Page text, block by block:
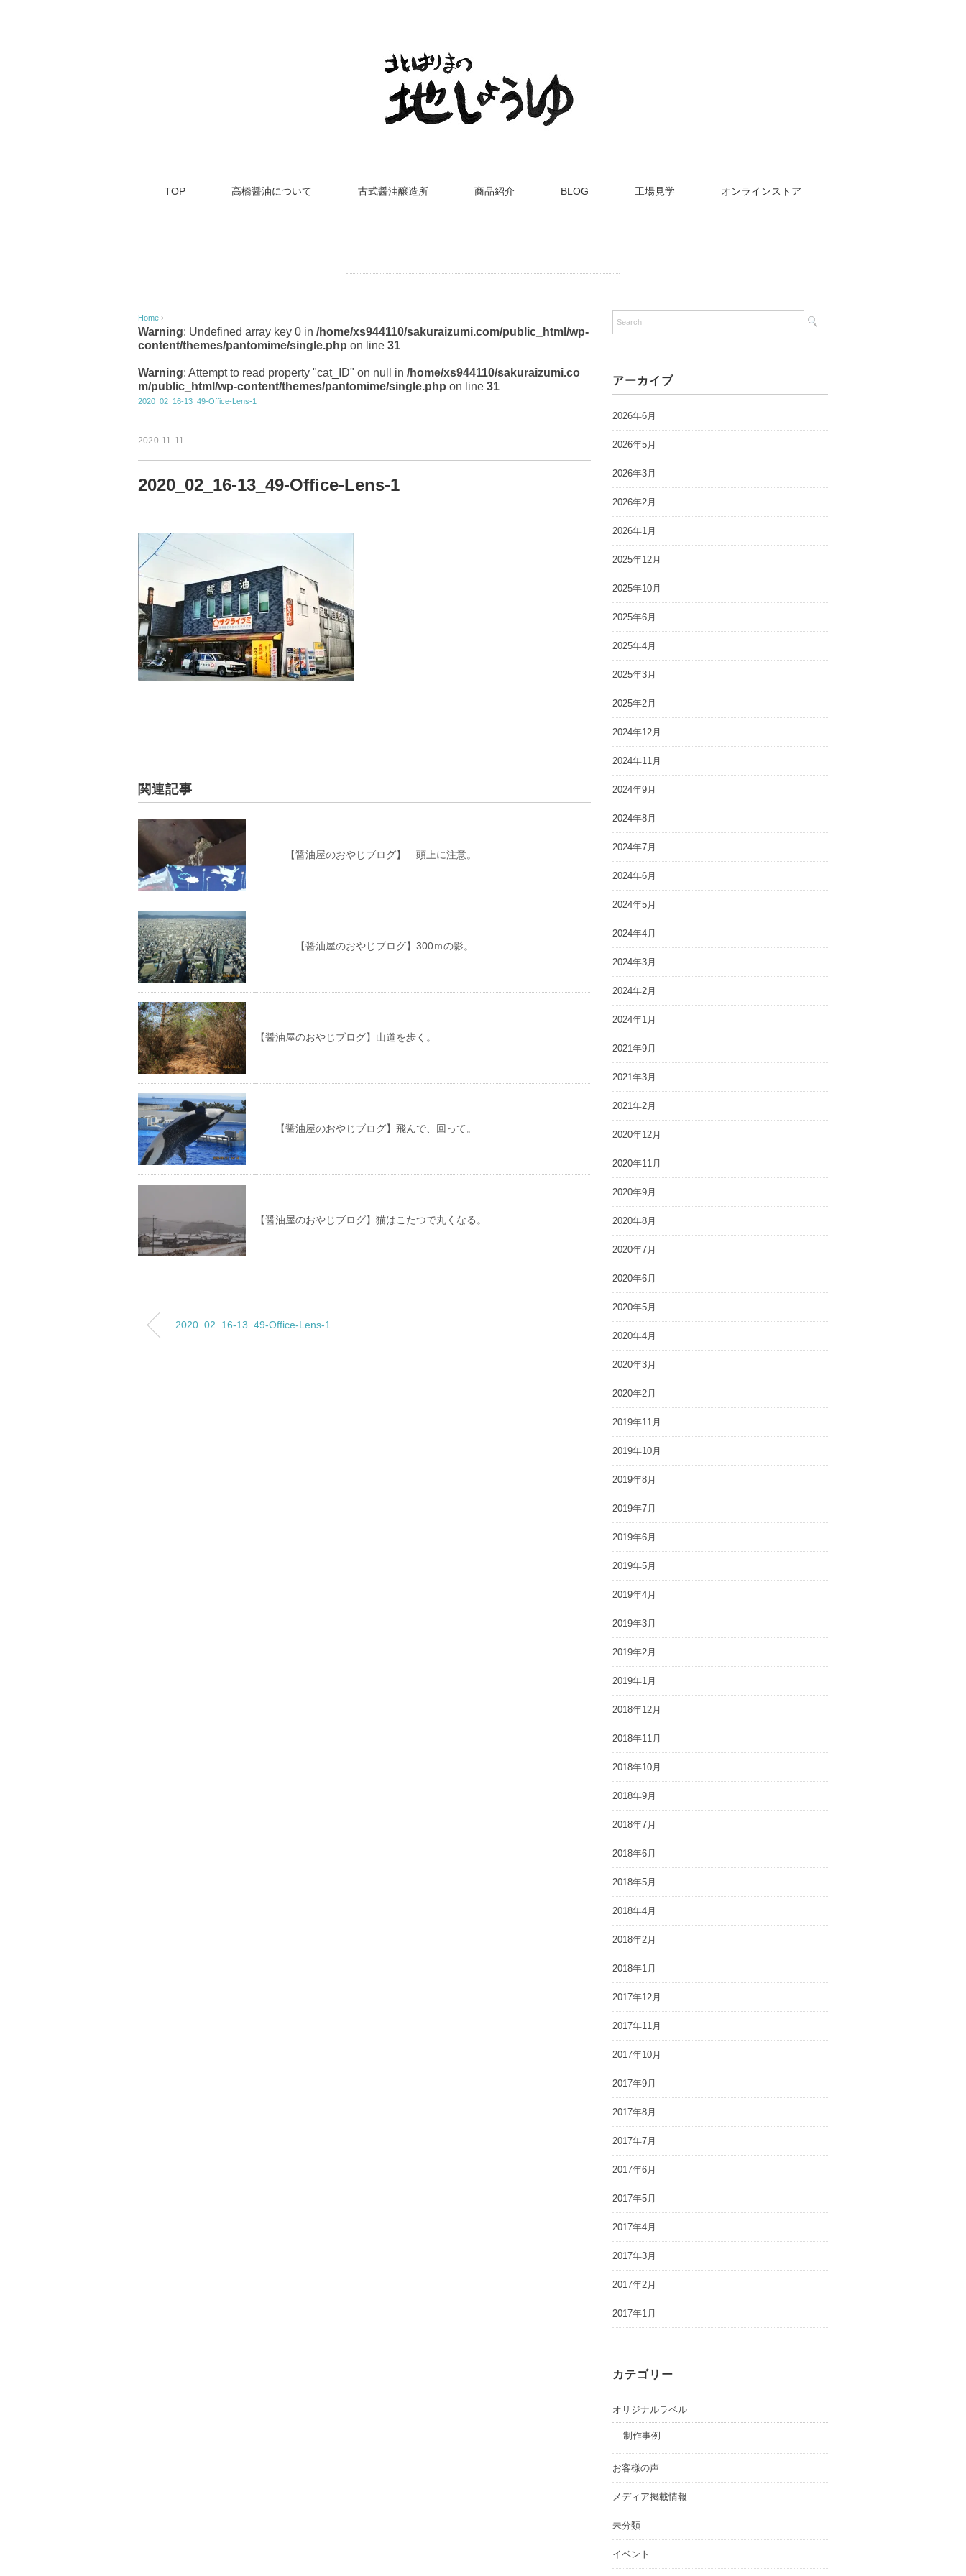
TOP 高橋醤油について 古式醤油醸造所 商品紹介 BLOG 工場見学 オンラインストア
Home ›
Warning: Undefined array key 0 in /home/xs944110/sakuraizumi.com/public_html/wp-
content/themes/pantomime/single.php on line 31
Warning: Attempt to read property "cat_ID" on null in /home/xs944110/sakuraizumi.co
m/public_html/wp-content/themes/pantomime/single.php on line 31
2020_02_16-13_49-Office-Lens-1
2020-11-11
2020_02_16-13_49-Office-Lens-1
関連記事
【醤油屋のおやじブログ】 頭上に注意。
【醤油屋のおやじブログ】300ｍの影。
【醤油屋のおやじブログ】山道を歩く。
【醤油屋のおやじブログ】飛んで、回って。
【醤油屋のおやじブログ】猫はこたつで丸くなる。
2020_02_16-13_49-Office-Lens-1
アーカイブ
2026年6月
2026年5月
2026年3月
2026年2月
2026年1月
2025年12月
2025年10月
2025年6月
2025年4月
2025年3月
2025年2月
2024年12月
2024年11月
2024年9月
2024年8月
2024年7月
2024年6月
2024年5月
2024年4月
2024年3月
2024年2月
2024年1月
2021年9月
2021年3月
2021年2月
2020年12月
2020年11月
2020年9月
2020年8月
2020年7月
2020年6月
2020年5月
2020年4月
2020年3月
2020年2月
2019年11月
2019年10月
2019年8月
2019年7月
2019年6月
2019年5月
2019年4月
2019年3月
2019年2月
2019年1月
2018年12月
2018年11月
2018年10月
2018年9月
2018年7月
2018年6月
2018年5月
2018年4月
2018年2月
2018年1月
2017年12月
2017年11月
2017年10月
2017年9月
2017年8月
2017年7月
2017年6月
2017年5月
2017年4月
2017年3月
2017年2月
2017年1月
カテゴリー
オリジナルラベル
制作事例
お客様の声
メディア掲載情報
未分類
イベント